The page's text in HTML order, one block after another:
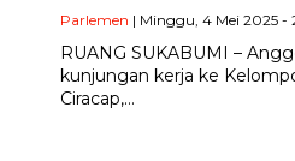
Parlemen | Minggu, 4 Mei 2025 -
RUANG SUKABUMI –
kunjungan kerja ke
Ciracap,…